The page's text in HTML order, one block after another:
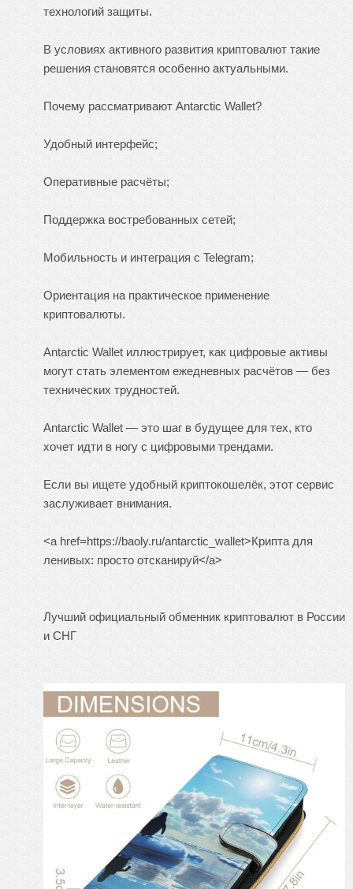
технологий защиты.
В условиях активного развития криптовалют такие
решения становятся особенно актуальными.
Почему рассматривают Antarctic Wallet?
Удобный интерфейс;
Оперативные расчёты;
Поддержка востребованных сетей;
Мобильность и интеграция с Telegram;
Ориентация на практическое применение
криптовалюты.
Antarctic Wallet иллюстрирует, как цифровые активы
могут стать элементом ежедневных расчётов — без
технических трудностей.
Antarctic Wallet — это шаг в будущее для тех, кто
хочет идти в ногу с цифровыми трендами.
Если вы ищете удобный криптокошелёк, этот сервис
заслуживает внимания.
<a href=https://baoly.ru/antarctic_wallet>Крипта для
ленивых: просто отсканируй</a>
Лучший официальный обменник криптовалют в России
и СНГ